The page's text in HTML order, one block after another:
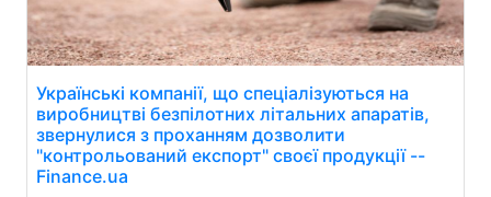
Українські компанії, що спеціалізуються на
виробництві безпілотних літальних апаратів,
звернулися з проханням дозволити
"контрольований експорт" своєї продукції --
Finance.ua